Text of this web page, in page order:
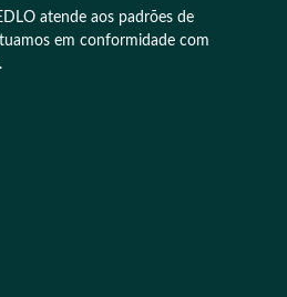
atende aos padrões de
em conformidade com